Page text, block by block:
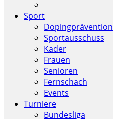
Sport
Dopingprävention
Sportausschuss
Kader
Frauen
Senioren
Fernschach
Events
Turniere
Bundesliga